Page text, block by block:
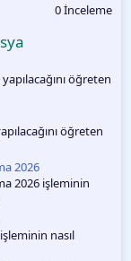
0 İnceleme
öğreten
öğreten
2026
2026 işleminin
nasıl